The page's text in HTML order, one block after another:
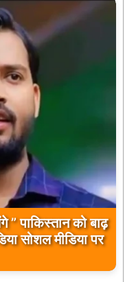
भारत को लेकर दिए गए
कड़ी प्रतिक्रिया